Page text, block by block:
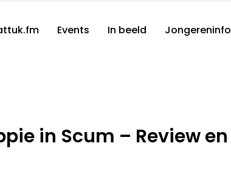
Events In beeld Jongereninfo
in Scum – Review en